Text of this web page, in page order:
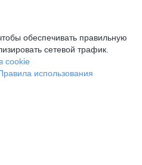
обеспечивать правильную
сетевой трафик.
cookie
использования